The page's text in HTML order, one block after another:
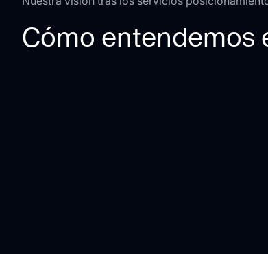
Cómo entendemos